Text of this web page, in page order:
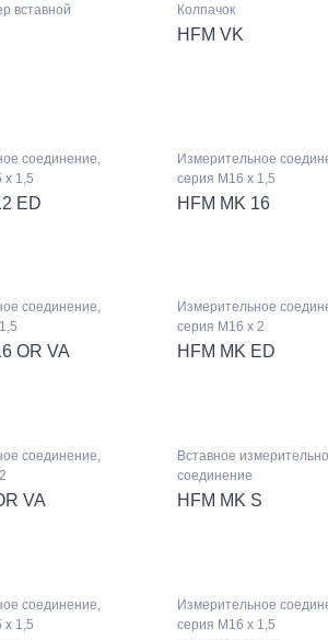
вставной
Колпачок
HFM VK
соединение,
x 1,5
ED
Измерительное
серия M16 x 1,5
HFM MK 16
соединение,
OR VA
Измерительное
серия M16 x 2
HFM MK ED
соединение,
VA
Вставное
соединение
HFM MK S
соединение,
x 1,5
Измерительное
серия M16 x 1,5